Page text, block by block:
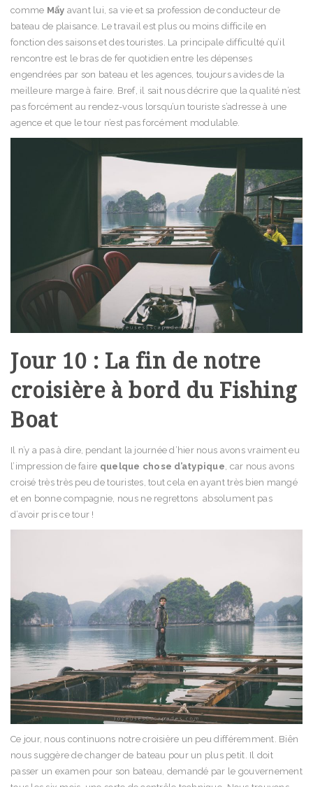
comme Mẩy avant lui, sa vie et sa profession de conducteur de
bateau de plaisance. Le travail est plus ou moins difficile en
fonction des saisons et des touristes. La principale difficulté qu’il
rencontre est le bras de fer quotidien entre les dépenses
engendrées par son bateau et les agences, toujours avides de la
meilleure marge à faire. Bref, il sait nous décrire que la qualité n’est
pas forcément au rendez-vous lorsqu’un touriste s’adresse à une
agence et que le tour n’est pas forcément modulable.
Jour 10 : La fin de notre
croisière à bord du Fishing
Boat
Il n’y a pas à dire, pendant la journée d’hier nous avons vraiment eu
l’impression de faire quelque chose d’atypique , car nous avons
croisé très très peu de touristes, tout cela en ayant très bien mangé
et en bonne compagnie, nous ne regrettons absolument pas
d’avoir pris ce tour !
Ce jour, nous continuons notre croisière un peu différemment. Biên
nous suggère de changer de bateau pour un plus petit. Il doit
passer un examen pour son bateau, demandé par le gouvernement